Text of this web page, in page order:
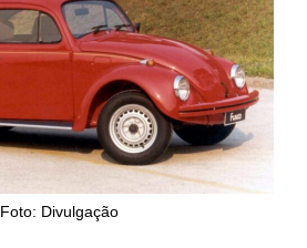
Foto: Divulgação